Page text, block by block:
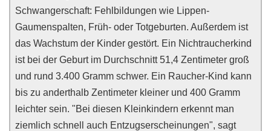
Schwangerschaft: Fehlbildungen wie Lippen-
Gaumenspalten, Früh- oder Totgeburten. Außerdem ist
das Wachstum der Kinder gestört. Ein Nichtraucherkind
ist bei der Geburt im Durchschnitt 51,4 Zentimeter groß
und rund 3.400 Gramm schwer. Ein Raucher-Kind kann
bis zu anderthalb Zentimeter kleiner und 400 Gramm
leichter sein. "Bei diesen Kleinkindern erkennt man
ziemlich schnell auch Entzugserscheinungen", sagt